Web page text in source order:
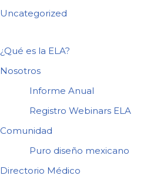
Uncategorized
¿Qué es la ELA?
Nosotros
Informe Anual
Registro Webinars ELA
Comunidad
Puro diseño mexicano
Directorio Médico